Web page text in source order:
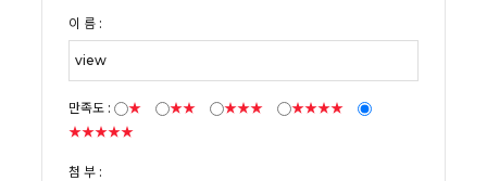
이 름 :
만족도 : ★ ★★ ★★★
★★★★
★★★★★
첨 부 :